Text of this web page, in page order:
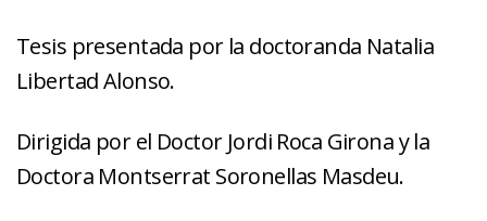
Tesis presentada por la doctoranda Natalia
Libertad Alonso.
Dirigida por el Doctor Jordi Roca Girona y la
Doctora Montserrat Soronellas Masdeu.